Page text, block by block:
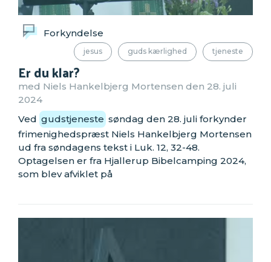
Forkyndelse
jesus guds kærlighed tjeneste
Er du klar?
med Niels Hankelbjerg Mortensen den 28. juli
2024
Ved gudstjeneste søndag den 28. juli forkynder
frimenighedspræst Niels Hankelbjerg Mortensen
ud fra søndagens tekst i Luk. 12, 32-48.
Optagelsen er fra Hjallerup Bibelcamping 2024,
som blev afviklet på